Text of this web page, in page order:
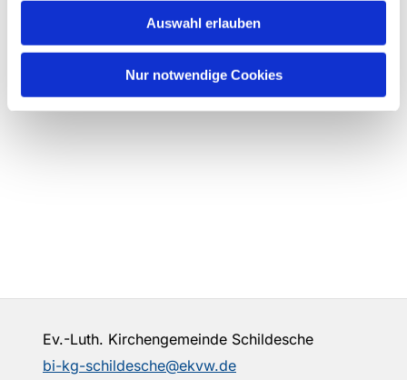
Auswahl erlauben
Nur notwendige Cookies
Ev.-Luth. Kirchengemeinde Schildesche
bi-kg-schildesche@ekvw.de